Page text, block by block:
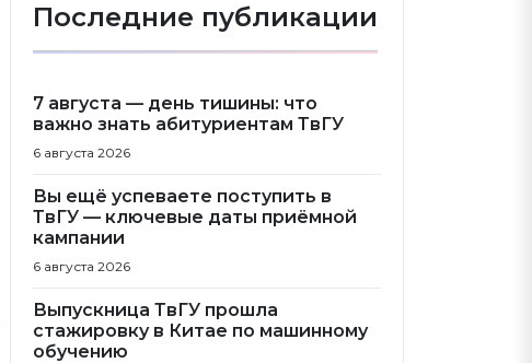
Последние публикации
7 августа — день тишины: что
важно знать абитуриентам ТвГУ
6 августа 2026
Вы ещё успеваете поступить в
ТвГУ — ключевые даты приёмной
кампании
6 августа 2026
Выпускница ТвГУ прошла
стажировку в Китае по машинному
обучению